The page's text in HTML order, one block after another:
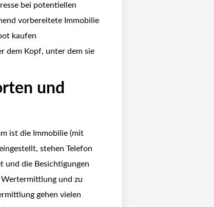
bei potentiellen
vorbereitete Immobilie
kaufen
dem Kopf, unter dem sie
und
ist die Immobilie (mit
stehen Telefon
und die Besichtigungen
und zu
gehen vielen